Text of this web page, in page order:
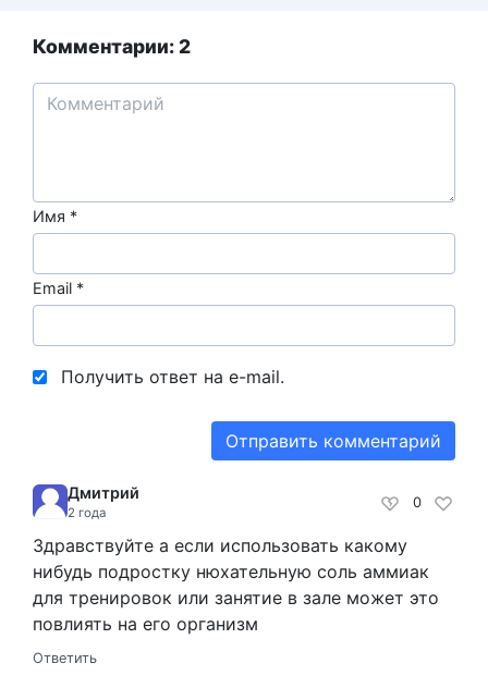
Комментарии: 2
Имя *
Email *
Получить ответ на e-mail.
Дмитрий
2 года
0
Здравствуйте а если использовать какому
нибудь подростку нюхательную соль аммиак
для тренировок или занятие в зале может это
повлиять на его организм
Ответить